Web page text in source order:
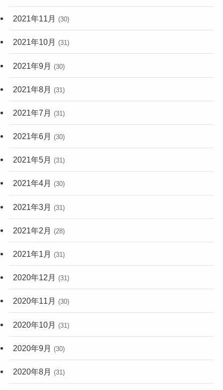
2021年11月 (30)
2021年10月 (31)
2021年9月 (30)
2021年8月 (31)
2021年7月 (31)
2021年6月 (30)
2021年5月 (31)
2021年4月 (30)
2021年3月 (31)
2021年2月 (28)
2021年1月 (31)
2020年12月 (31)
2020年11月 (30)
2020年10月 (31)
2020年9月 (30)
2020年8月 (31)